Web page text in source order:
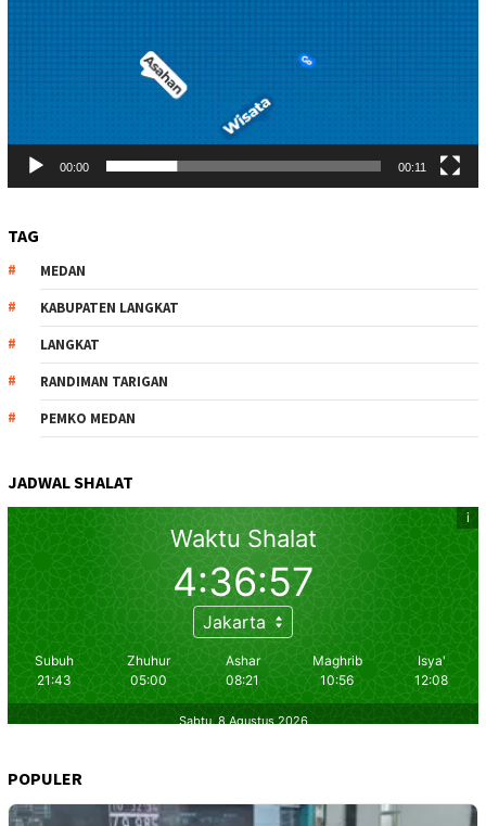
00:00 00:11
TAG
MEDAN
KABUPATEN LANGKAT
LANGKAT
RANDIMAN TARIGAN
PEMKO MEDAN
JADWAL SHALAT
POPULER